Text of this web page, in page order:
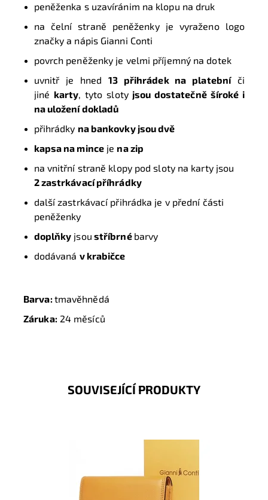
peněženka s uzavíránim na klopu na druk
na čelní straně peněženky je vyraženo logo
značky a nápis Gianni Conti
povrch peněženky je velmi příjemný na dotek
uvnitř je hned 13 přihrádek na platebníči
jiné karty, tyto slotyjsou dostatečně šíroké i
na uložení dokladů
přihrádky na bankovky jsou dvě
kapsa na mince je na zip
na vnitřní straně klopy pod sloty na karty jsou
2 zastrkávací příhrádky
další zastrkávací přihrádka je v přední části
peněženky
doplňky jsou stříbrné barvy
dodávaná v krabičce
Barva:tmavěhnědá
Záruka:24 měsíců
SOUVISEJÍCÍ PRODUKTY
peněženka Gianni Conti s uzavíránim na klopu na druk